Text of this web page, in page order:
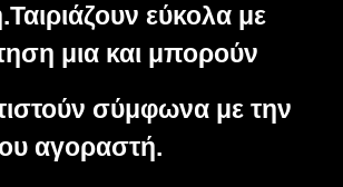
εύκολα με
μια και μπορούν
σύμφωνα με την
αγοραστή.